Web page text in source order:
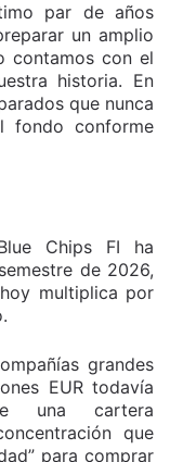
par de años
un amplio
contamos con el
historia. En
que nunca
fondo conforme
Chips FI ha
de 2026,
multiplica por
grandes
EUR todavía
una cartera
que
para comprar